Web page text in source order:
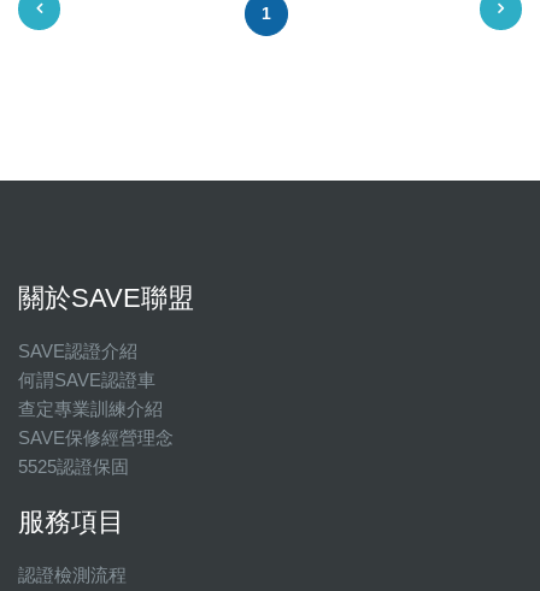
1
關於SAVE聯盟
SAVE認證介紹
何謂SAVE認證車
查定專業訓練介紹
SAVE保修經營理念
5525認證保固
服務項目
認證檢測流程